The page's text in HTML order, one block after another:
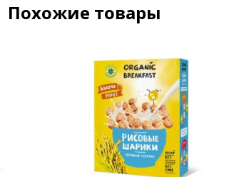
сосудистой, пищеварительной систем;
Похожие товары